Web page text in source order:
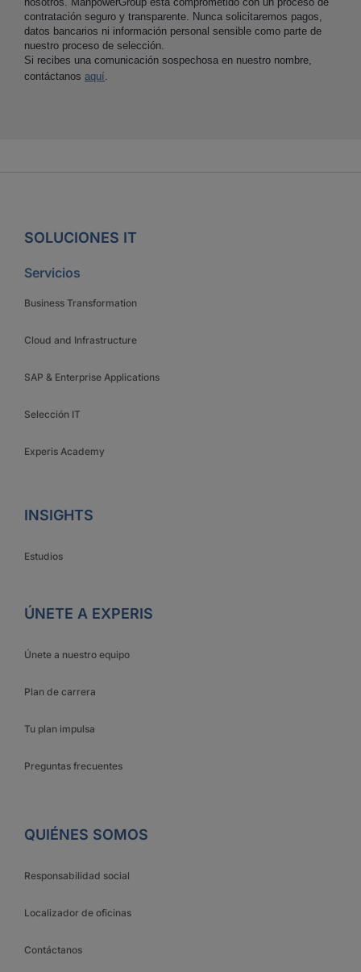
contratación seguro y transparente. Nunca solicitaremos pagos,
datos bancarios ni información personal sensible como parte de
nuestro proceso de selección.
Si recibes una comunicación sospechosa en nuestro nombre,
contáctanos aquí.
SOLUCIONES IT
Servicios
Business Transformation
Cloud and Infrastructure
SAP & Enterprise Applications
Selección IT
Experis Academy
INSIGHTS
Estudios
ÚNETE A EXPERIS
Únete a nuestro equipo
Plan de carrera
Tu plan impulsa
Preguntas frecuentes
QUIÉNES SOMOS
Responsabilidad social
Localizador de oficinas
Contáctanos